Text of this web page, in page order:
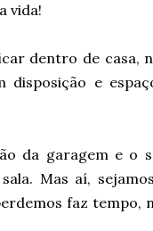
vida!
dentro de casa,
e
da garagem e o
Mas aí,
faz tempo,